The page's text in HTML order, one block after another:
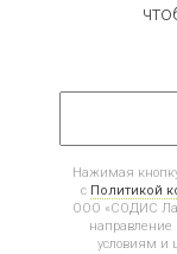
Нажимая
с Политикой
ООО «СОДИС
направление
условиям и